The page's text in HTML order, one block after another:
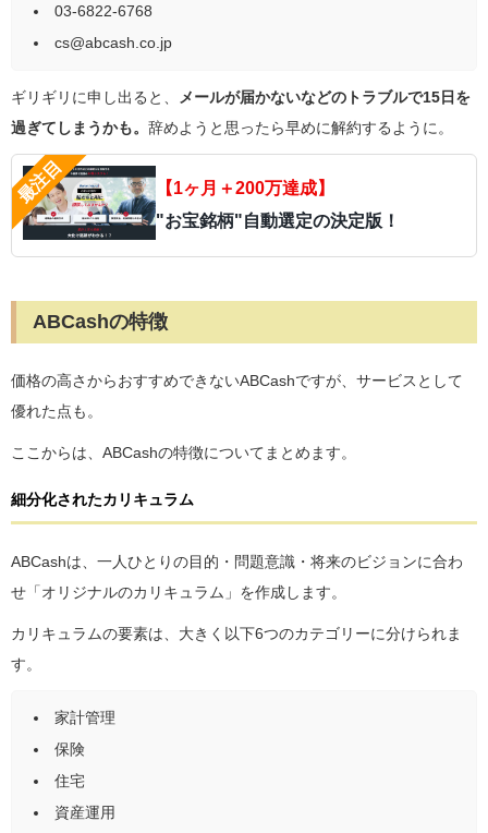
03-6822-6768
cs@abcash.co.jp
ギリギリに申し出ると、
メールが届かないなどのトラブルで15日を
過ぎてしまうかも。 辞めようと思ったら早めに解約するように。
【1ヶ月＋200万達成】
"お宝銘柄"自動選定の決定版！
ABCashの特徴
価格の高さからおすすめできないABCashですが、サービスとして
優れた点も。
ここからは、ABCashの特徴についてまとめます。
細分化されたカリキュラム
ABCashは、一人ひとりの目的・問題意識・将来のビジョンに合わ
せ「オリジナルのカリキュラム」を作成します。
カリキュラムの要素は、大きく以下6つのカテゴリーに分けられま
す。
家計管理
保険
住宅
資産運用